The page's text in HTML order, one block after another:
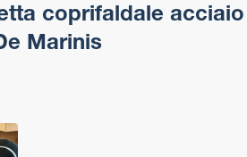
coprifaldale acciaio
Marinis